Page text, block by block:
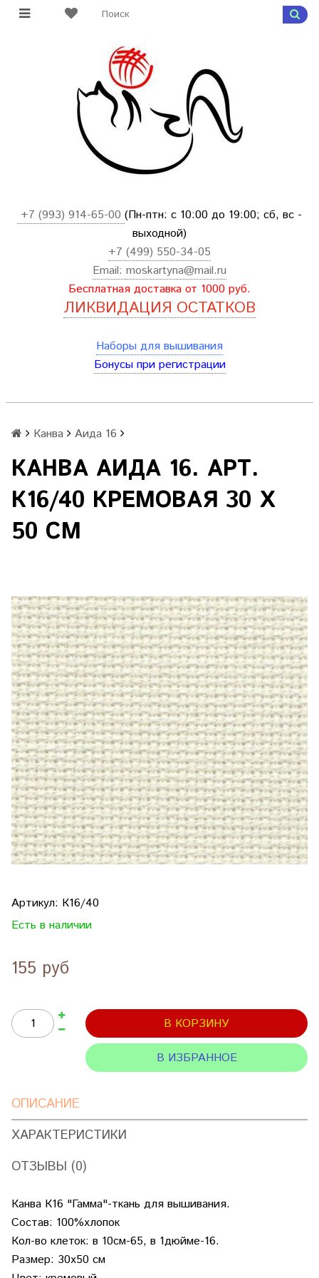
+7 (993) 914-65-00 (Пн-птн: с 10:00 до 19:00; сб, вс -
выходной)
+7 (499) 550-34-05
Email: moskartyna@mail.ru
Бесплатная доставка от 1000 руб.
ЛИКВИДАЦИЯ ОСТАТКОВ
Наборы для вышивания
Бонусы при регистрации
Канва Аида 16
КАНВА АИДА 16. АРТ.
К16/40 КРЕМОВАЯ 30 Х
50 СМ
Артикул: К16/40
Есть в наличии
155 руб
В КОРЗИНУ
В ИЗБРАННОЕ
ОПИСАНИЕ
ХАРАКТЕРИСТИКИ
ОТЗЫВЫ (0)
Канва К16 "Гамма"-ткань для вышивания.
Состав: 100%хлопок
Кол-во клеток: в 10см-65, в 1дюйме-16.
Размер: 30х50 см